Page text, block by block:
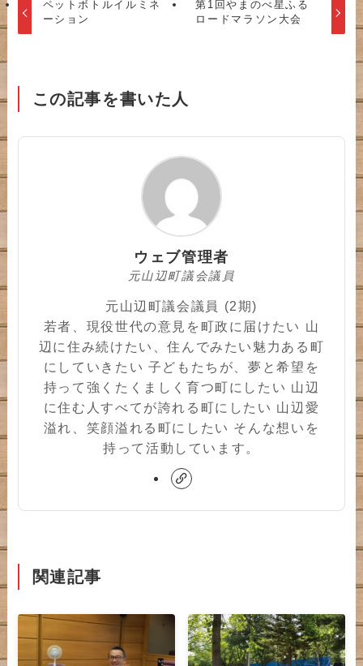
ペットボトルイルミネ
ーション
第1回やまのべ星ふる
ロードマラソン大会
この記事を書いた人
ウェブ管理者
元山辺町議会議員
元山辺町議会議員 (2期)
若者、現役世代の意見を町政に届けたい 山
辺に住み続けたい、住んでみたい魅力ある町
にしていきたい 子どもたちが、夢と希望を
持って強くたくましく育つ町にしたい 山辺
に住む人すべてが誇れる町にしたい 山辺愛
溢れ、笑顔溢れる町にしたい そんな想いを
持って活動しています。
関連記事